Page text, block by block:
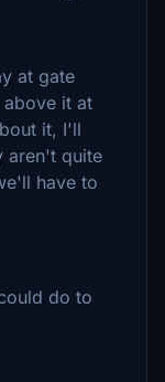
at gate
above it at
it, I'll
aren't quite
have to
do to